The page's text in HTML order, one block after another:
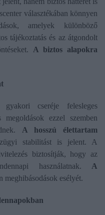
választékában könnyen
amelyek különböző
tájékoztatás és az átgondolt
A biztos alapokra
cseréje felesleges
ezzel szemben
A hosszú élettartam
stabilitást is jelent. A
biztosítják, hogy az
használatnak. A
meghibásodások esélyét.